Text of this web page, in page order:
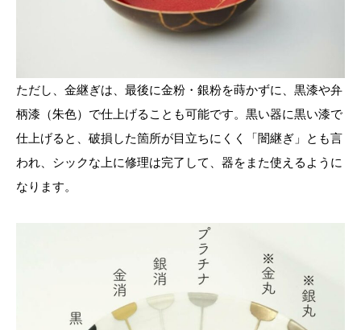
ただし、金継ぎは、最後に金粉・銀粉を蒔かずに、黒漆や弁
柄漆（朱色）で仕上げることも可能です。黒い器に黒い漆で
仕上げると、破損した箇所が目立ちにくく「闇継ぎ」とも言
われ、シックな上に修理は完了して、器をまた使えるように
なります。